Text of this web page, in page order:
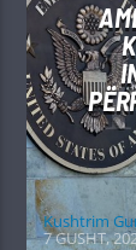
Kushtrim
7 GUSHT,